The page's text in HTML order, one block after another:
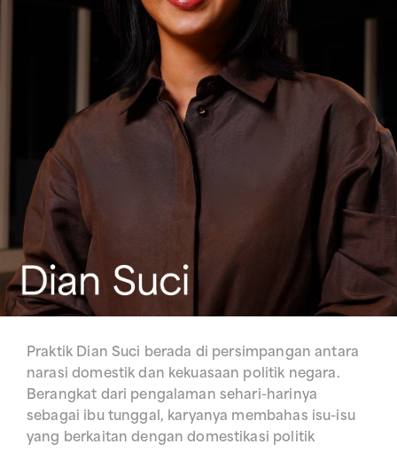
Praktik Dian Suci berada di persimpangan antara
narasi domestik dan kekuasaan politik negara.
Berangkat dari pengalaman sehari-harinya
sebagai ibu tunggal, karyanya membahas isu-isu
yang berkaitan dengan domestikasi politik